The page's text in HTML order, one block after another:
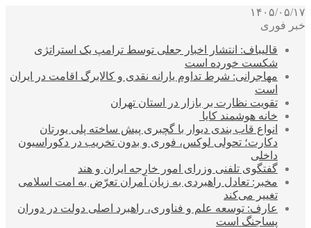
۱۴۰۵/۰۵/۱۷
خبر فوری
قالیباف: انتشار اخبار جعلی توسط ترامپ یک استراتژی
شکست خورده است
مهاجرانی: شرط تداوم یارانه نقدی و کالابرگ اقامت در ایران
است
تقویت نظارت بر بازار در استان تهران
خانه هوشمند کایا
انواع قاب بندی دیوار با گچبری پیش ساخته پلی یورتان
دکارت؛ تحولی لوکس، فوری و بدون تخریب در دکوراسیون
داخلی
گفتگوی تلفنی وزرای امور خارجه ایران و هند
مخبر: تعادل راهبردی به زیان آمران تعرّض به امت اسلامی
تغییر می‌کند
عارف: توسعه علم و فناوری، راهبرد اصلی دولت در دوران
پساجنگ است